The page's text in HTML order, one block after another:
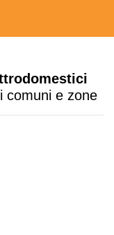
comuni e zone